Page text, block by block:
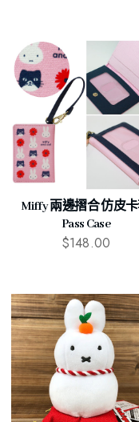
Miffy 兩邊摺合 仿皮
Pass Case
$148.00